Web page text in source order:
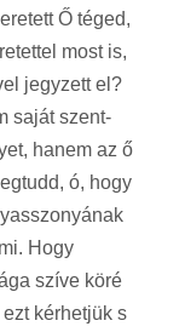
Ő téged,
most is,
jegyzett el?
saját szent-
hanem az ő
ó, hogy
Hogy
szíve köré
kérhetjük s